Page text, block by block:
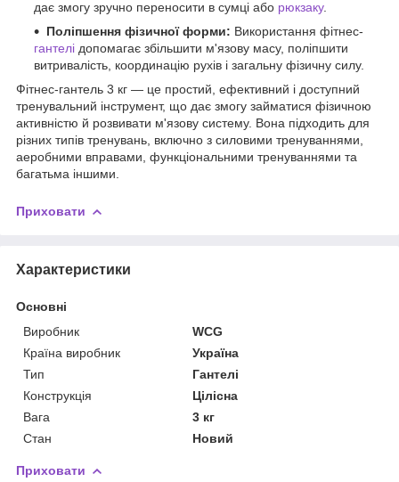
дає змогу зручно переносити в сумці або рюкзаку.
Поліпшення фізичної форми: Використання фітнес-
гантелі допомагає збільшити м'язову масу, поліпшити
витривалість, координацію рухів і загальну фізичну силу.
Фітнес-гантель 3 кг — це простий, ефективний і доступний
тренувальний інструмент, що дає змогу займатися фізичною
активністю й розвивати м'язову систему. Вона підходить для
різних типів тренувань, включно з силовими тренуваннями,
аеробними вправами, функціональними тренуваннями та
багатьма іншими.
Приховати
Характеристики
Основні
Виробник
WCG
Країна виробник
Україна
Тип
Гантелі
Конструкція
Цілісна
Вага
3 кг
Стан
Новий
Приховати